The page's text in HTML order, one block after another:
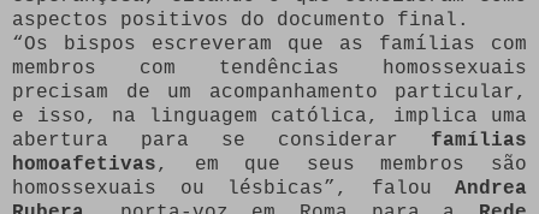
aspectos positivos do documento final.
“Os bispos escreveram que as famílias com
membros com tendências homossexuais
precisam de um acompanhamento particular,
e isso, na linguagem católica, implica uma
abertura para se considerar famílias
homoafetivas, em que seus membros são
homossexuais ou lésbicas”, falou Andrea